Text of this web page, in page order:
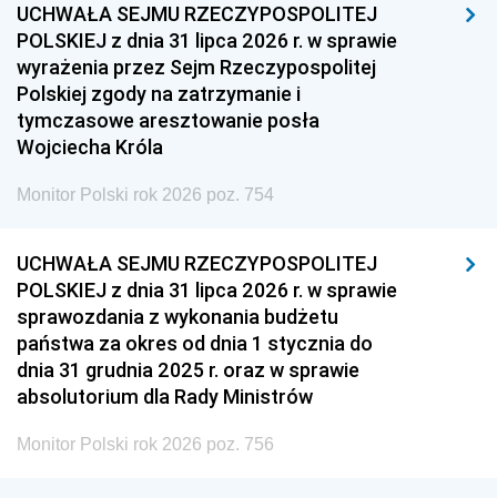
UCHWAŁA SEJMU RZECZYPOSPOLITEJ
POLSKIEJ z dnia 31 lipca 2026 r. w sprawie
wyrażenia przez Sejm Rzeczypospolitej
Polskiej zgody na zatrzymanie i
tymczasowe aresztowanie posła
Wojciecha Króla
Monitor Polski rok 2026 poz. 754
UCHWAŁA SEJMU RZECZYPOSPOLITEJ
POLSKIEJ z dnia 31 lipca 2026 r. w sprawie
sprawozdania z wykonania budżetu
państwa za okres od dnia 1 stycznia do
dnia 31 grudnia 2025 r. oraz w sprawie
absolutorium dla Rady Ministrów
Monitor Polski rok 2026 poz. 756